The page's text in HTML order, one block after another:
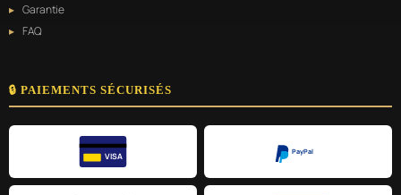
Garantie
FAQ
🔒 PAIEMENTS SÉCURISÉS
VISA
PayPal